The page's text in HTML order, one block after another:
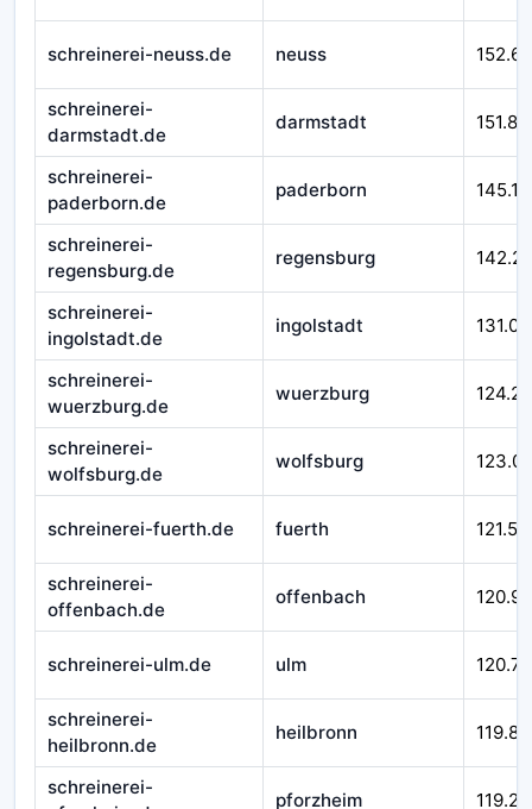
schreinerei-neuss.de neuss
schreinerei-
darmstadt.de
darmstadt
schreinerei-
paderborn.de
paderborn
schreinerei-
regensburg.de
regensburg
schreinerei-
ingolstadt.de
ingolstadt
schreinerei-
wuerzburg.de
wuerzburg
schreinerei-
wolfsburg.de
wolfsburg
schreinerei-fuerth.de fuerth
schreinerei-
offenbach.de
offenbach
schreinerei-ulm.de ulm
schreinerei-
heilbronn.de
heilbronn
schreinerei-
pforzheim